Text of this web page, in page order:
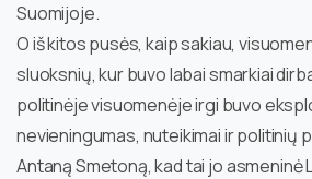
Suomijoje.
O iš kitos pusės, kaip sakiau,
sluoksnių, kur buvo labai smarkiai
politinėje visuomenėje irgi buvo
nevieningumas, nuteikimai ir politinių
Antaną Smetoną, kad tai jo asmeninė